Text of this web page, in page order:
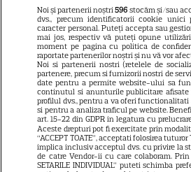
Ploaia de
Aquaride
vedea cel
Ce este
Noi și partenerii noștri596 stocăm și/sau
dvs., precum identificatorii cookie unici
caracter personal. Puteți accepta sau
mai jos, respectiv vă puteți opune
moment pe pagina cu politica de
raportate partenerilor noștri și nu vă vor
Noi si partenerii nostri (retelele de
partenere, precum si furnizorii nostri de
date pentru a permite website-ului sa
continutul si anunturile publicitare
profilul dvs., pentru a va oferi functionalitati
si pentru a analiza traficul pe website.
art. 15-22 din GDPR in legatura cu
Aceste drepturi pot fi exercitate prin
“ACCEPT TOATE”, acceptati folosirea
implica inclusiv acceptul dvs. cu privire la
de catre Vendor-ii cu care colaboram. Prin
SETARILE INDIVIDUAL” puteti schimba